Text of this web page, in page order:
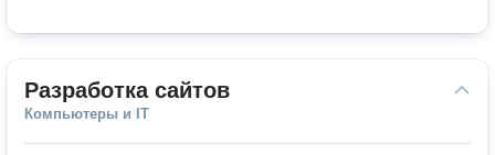
Разработка сайтов
Компьютеры и IT